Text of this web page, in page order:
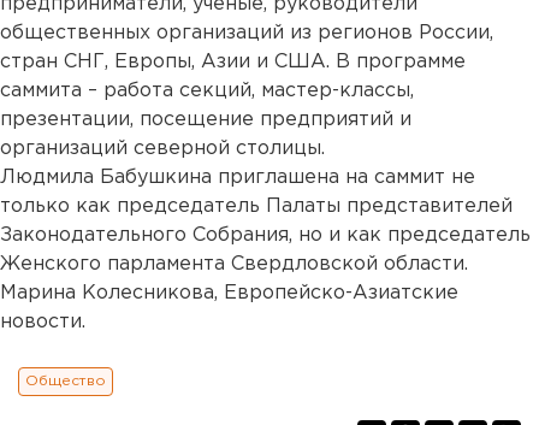
предприниматели, ученые, руководители
общественных организаций из регионов России,
стран СНГ, Европы, Азии и США. В программе
саммита – работа секций, мастер-классы,
презентации, посещение предприятий и
организаций северной столицы.
Людмила Бабушкина приглашена на саммит не
только как председатель Палаты представителей
Законодательного Собрания, но и как председатель
Женского парламента Свердловской области.
Марина Колесникова, Европейско-Азиатские
новости.
Общество